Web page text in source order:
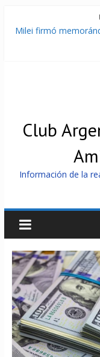
Milei firmó
Cuba alerta sobre
Nuevas sanciones
cooperación militar
Brutal represión
Distribuyen en Cuba
Argentina
Club
Información de la